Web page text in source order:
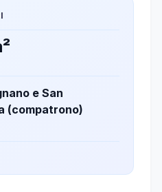
e San
(compatrono)